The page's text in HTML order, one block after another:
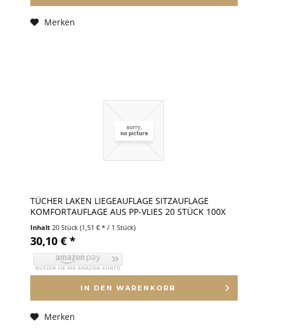
Merken
TÜCHER LAKEN LIEGEAUFLAGE SITZAUFLAGE
KOMFORTAUFLAGE AUS PP-VLIES 20 STÜCK 100X
200 CM
Inhalt 20 Stück (1,51 € * / 1 Stück)
30,10 € *
IN DEN WARENKORB
Merken